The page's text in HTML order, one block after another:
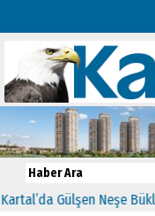
Gülşen Neşe Büklü